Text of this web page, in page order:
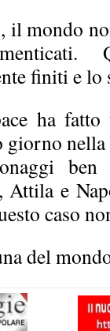
il mondo
finiti e lo
ha fatto
nella
ben
Attila e
caso
del